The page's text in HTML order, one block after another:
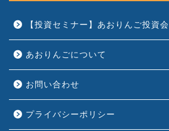
【投資セミナー】あおりんご投資会
あおりんごについて
お問い合わせ
プライバシーポリシー